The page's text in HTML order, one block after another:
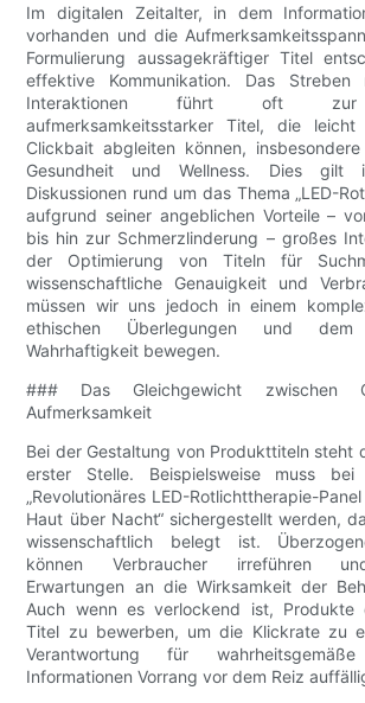
Im digitalen Zeitalter, in dem
vorhanden und die
Formulierung aussagekräftiger Titel
effektive Kommunikation. Das
Interaktionen führt oft zur
aufmerksamkeitsstarker Titel, die
Clickbait abgleiten können,
Gesundheit und Wellness. Dies gilt
Diskussionen rund um das Thema „LED-
aufgrund seiner angeblichen Vorteile –
bis hin zur Schmerzlinderung – großes
der Optimierung von Titeln für
wissenschaftliche Genauigkeit und
müssen wir uns jedoch in einem
ethischen Überlegungen und
Wahrhaftigkeit bewegen.
### Das Gleichgewicht zwischen
Aufmerksamkeit
Bei der Gestaltung von Produkttiteln steht
erster Stelle. Beispielsweise muss
„Revolutionäres LED-Rotlichttherapie-
Haut über Nacht“ sichergestellt werden,
wissenschaftlich belegt ist.
können Verbraucher irreführen
Erwartungen an die Wirksamkeit der
Auch wenn es verlockend ist, Produkte
Titel zu bewerben, um die Klickrate zu
Verantwortung für
Informationen Vorrang vor dem Reiz